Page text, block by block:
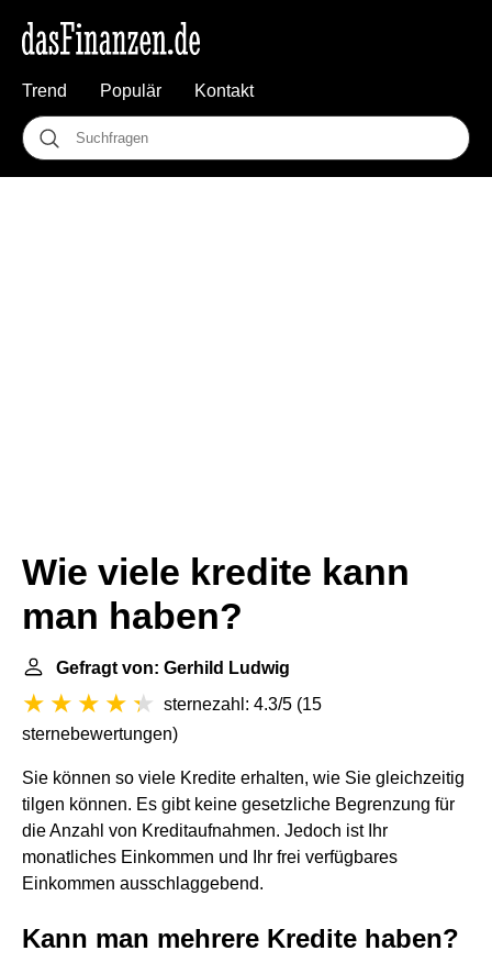
Trend Populär Kontakt
Wie viele kredite kann
man haben?
Gefragt von: Gerhild Ludwig
sternezahl: 4.3/5 (15
sternebewertungen)
Sie können so viele Kredite erhalten, wie Sie gleichzeitig
tilgen können. Es gibt keine gesetzliche Begrenzung für
die Anzahl von Kreditaufnahmen. Jedoch ist Ihr
monatliches Einkommen und Ihr frei verfügbares
Einkommen ausschlaggebend.
Kann man mehrere Kredite haben?